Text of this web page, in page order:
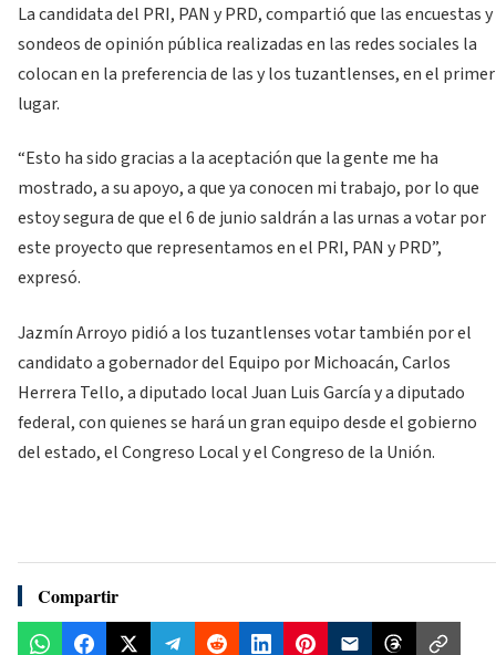
La candidata del PRI, PAN y PRD, compartió que las encuestas y
sondeos de opinión pública realizadas en las redes sociales la
colocan en la preferencia de las y los tuzantlenses, en el primer
lugar.
“Esto ha sido gracias a la aceptación que la gente me ha
mostrado, a su apoyo, a que ya conocen mi trabajo, por lo que
estoy segura de que el 6 de junio saldrán a las urnas a votar por
este proyecto que representamos en el PRI, PAN y PRD”,
expresó.
Jazmín Arroyo pidió a los tuzantlenses votar también por el
candidato a gobernador del Equipo por Michoacán, Carlos
Herrera Tello, a diputado local Juan Luis García y a diputado
federal, con quienes se hará un gran equipo desde el gobierno
del estado, el Congreso Local y el Congreso de la Unión.
Compartir